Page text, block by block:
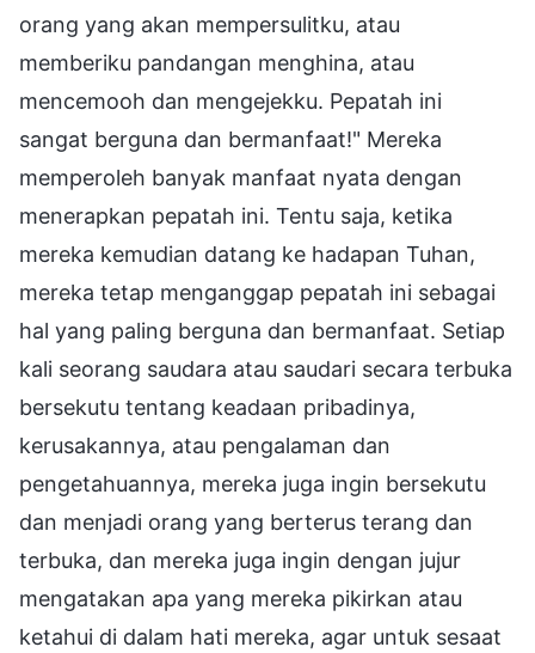
orang yang akan mempersulitku, atau
memberiku pandangan menghina, atau
mencemooh dan mengejekku. Pepatah ini
sangat berguna dan bermanfaat!" Mereka
memperoleh banyak manfaat nyata dengan
menerapkan pepatah ini. Tentu saja, ketika
mereka kemudian datang ke hadapan Tuhan,
mereka tetap menganggap pepatah ini sebagai
hal yang paling berguna dan bermanfaat. Setiap
kali seorang saudara atau saudari secara terbuka
bersekutu tentang keadaan pribadinya,
kerusakannya, atau pengalaman dan
pengetahuannya, mereka juga ingin bersekutu
dan menjadi orang yang berterus terang dan
terbuka, dan mereka juga ingin dengan jujur
mengatakan apa yang mereka pikirkan atau
ketahui di dalam hati mereka, agar untuk sesaat